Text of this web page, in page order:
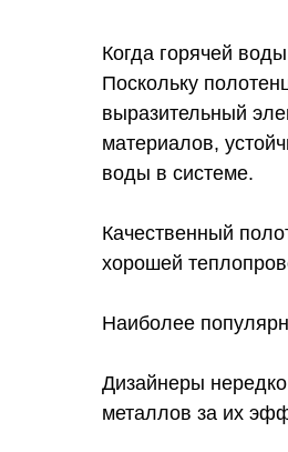
Когда горячей
Поскольку
выразительный
материалов,
воды в системе.
Качественный
хорошей
Наиболее
Дизайнеры
металлов за их